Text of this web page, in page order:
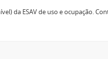
da ESAV de uso e ocupação.